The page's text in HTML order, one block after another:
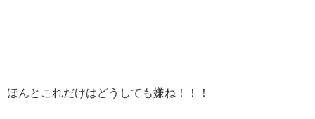
ほんとこれだけはどうしても嫌ね！！！